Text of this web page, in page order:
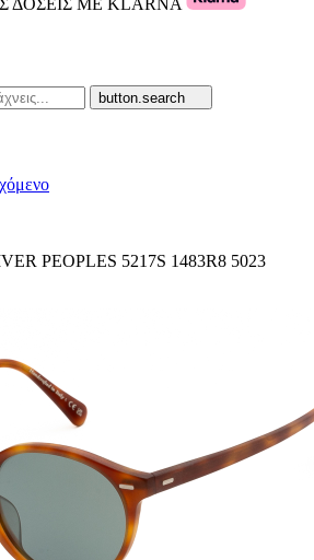
ΜΕ KLARNA
button.search
PEOPLES 5217S 1483R8 5023